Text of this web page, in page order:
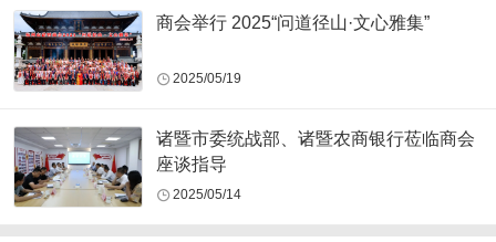
商会举行 2025“问道径山·文心雅集”
2025/05/19
诸暨市委统战部、诸暨农商银行莅临商会
座谈指导
2025/05/14